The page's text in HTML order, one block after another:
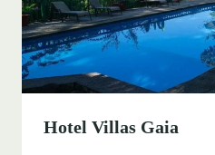
Hotel Villas Gaia